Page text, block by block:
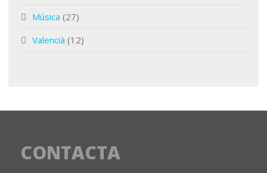
Música (27)
Valencià (12)
CONTACTA